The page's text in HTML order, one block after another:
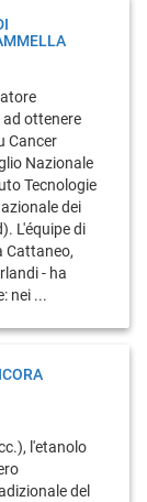
ottenere
Cancer
Nazionale
Tecnologie
dei
L'équipe di
Cattaneo,
- ha
nei ...
l'etanolo
del